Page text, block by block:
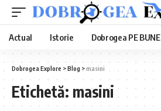
Actual Istorie Dobrogea PE BUNE
Dobrogea Explore >Blog >masini
Etichetă: masini